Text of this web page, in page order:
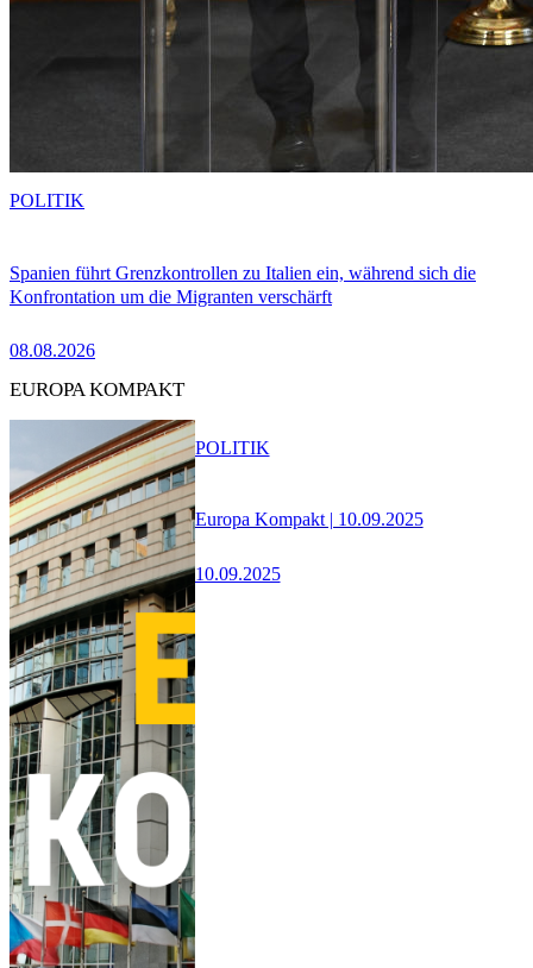
Spanien führt Grenzkontrollen zu Italien ein, während sich die
Konfrontation um die Migranten verschärft
08.08.2026
POLITIK
EUROPA KOMPAKT
Europa Kompakt | 10.09.2025
10.09.2025
POLITIK